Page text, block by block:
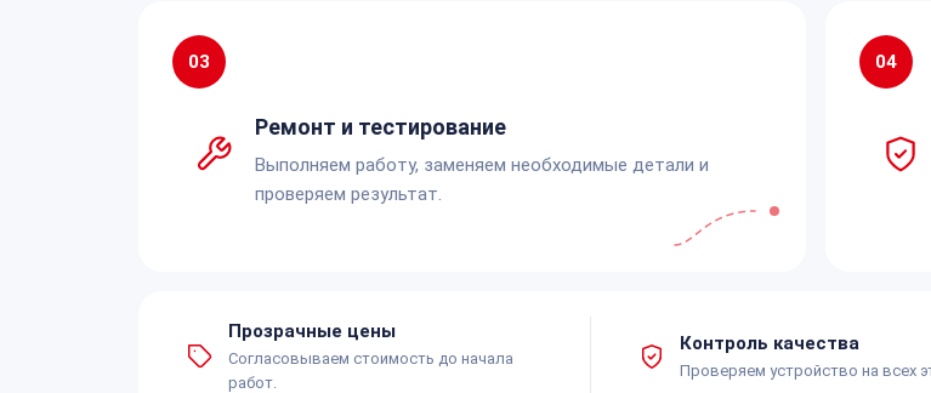
03
Ремонт и тестирование
Выполняем работу, заменяем необходимые детали и
проверяем результат.
04
Прозрачные цены
Согласовываем стоимость до начала
работ.
Контроль качества
Проверяем устройство на всех